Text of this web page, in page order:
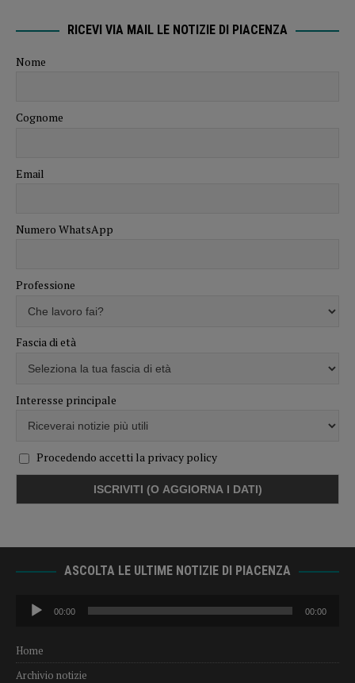
RICEVI VIA MAIL LE NOTIZIE DI PIACENZA
Nome
Cognome
Email
Numero WhatsApp
Professione
Fascia di età
Interesse principale
Procedendo accetti la privacy policy
ASCOLTA LE ULTIME NOTIZIE DI PIACENZA
Audio
Player
00:00 00:00
Home
Archivio notizie